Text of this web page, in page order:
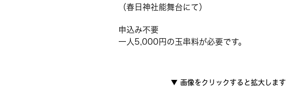
（春日神社能舞台にて）
申込み不要
一人5,000円の玉串料が必要です。
▼ 画像をクリックすると拡大します